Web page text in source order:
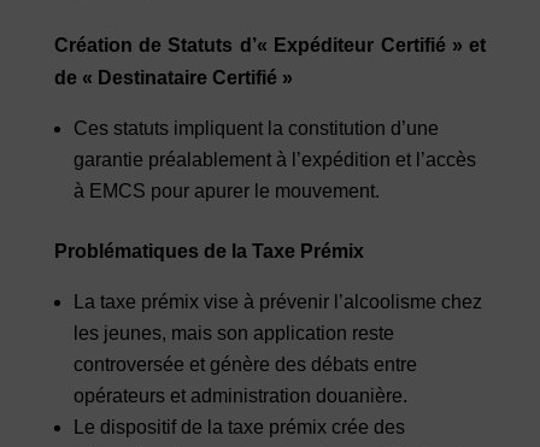
Création de Statuts d’« Expéditeur Certifié » et
de « Destinataire Certifié »
Ces statuts impliquent la constitution d’une
garantie préalablement à l’expédition et l’accès
à EMCS pour apurer le mouvement.
Problématiques de la Taxe Prémix
La taxe prémix vise à prévenir l’alcoolisme chez
les jeunes, mais son application reste
controversée et génère des débats entre
opérateurs et administration douanière.
Le dispositif de la taxe prémix crée des